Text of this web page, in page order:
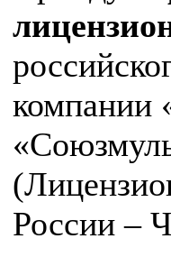
компании
России –